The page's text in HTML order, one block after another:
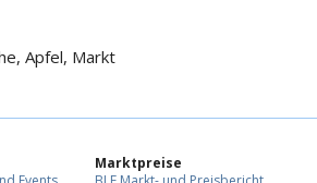
Apfel, Markt
Marktpreise